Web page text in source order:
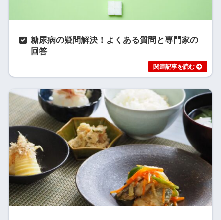
糖尿病の疑問解決！よくある質問と専門家の
回答